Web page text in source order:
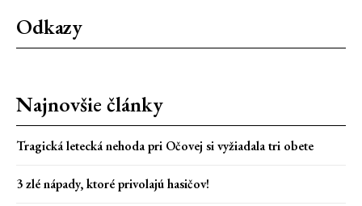
Odkazy
Najnovšie články
Tragická letecká nehoda pri Očovej si vyžiadala tri obete
3 zlé nápady, ktoré privolajú hasičov!